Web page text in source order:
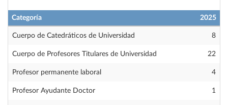
Categoría 2025
Cuerpo de Catedráticos de Universidad 8
Cuerpo de Profesores Titulares de Universidad 22
Profesor permanente laboral 4
Profesor Ayudante Doctor 1